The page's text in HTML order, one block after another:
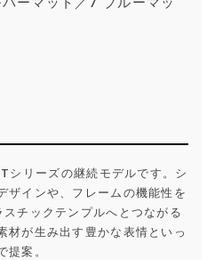
リーズの継続モデルです。シ
ザインや、フレームの機能性を
チックテンプルへとつながる
材が生み出す豊かな表情といっ
案。